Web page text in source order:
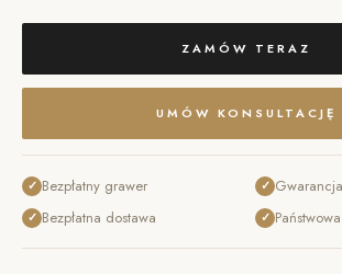
ZAMÓW TERAZ
UMÓW KONSULTACJĘ
✓ Bezpłatny grawer
✓ Bezpłatna dostawa
✓
✓